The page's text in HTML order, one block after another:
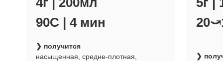
90С | 4 мин
❯ получится
насыщенная, средне-плотная,
❯